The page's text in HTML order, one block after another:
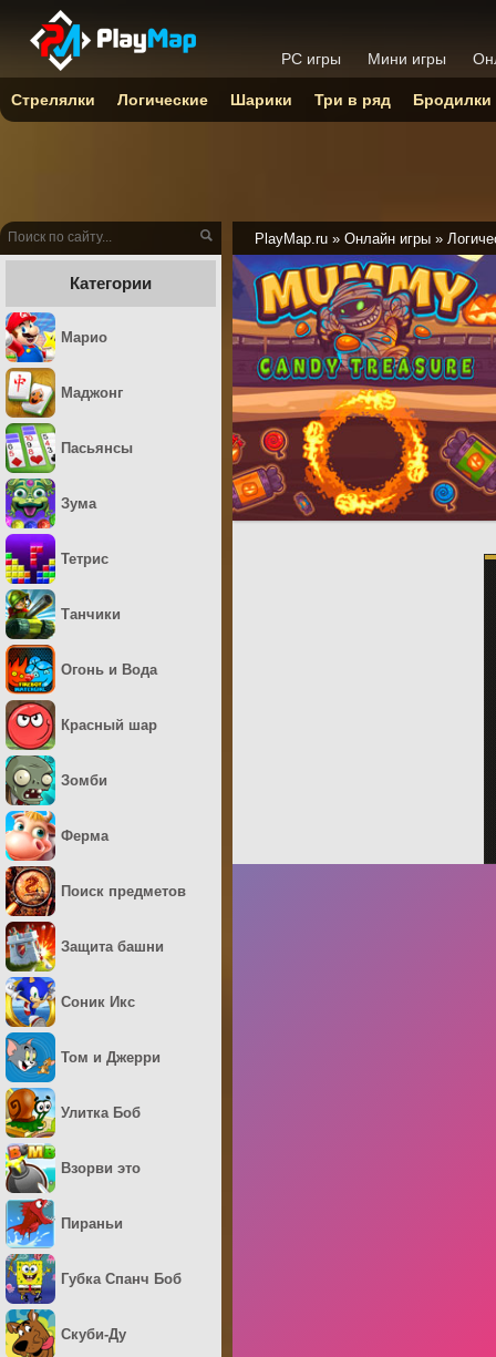
PlayMap.ru » Онлайн игры »
Категории
Марио
Маджонг
Пасьянсы
Зума
Тетрис
Танчики
Огонь и Вода
Красный шар
Зомби
Ферма
Поиск предметов
Защита башни
Соник Икс
Том и Джерри
Улитка Боб
Взорви это
Пираньи
Губка Спанч Боб
Скуби-Ду
PC игры Мини игры
Стрелялки Логические Шарики Три в ряд Бродилки